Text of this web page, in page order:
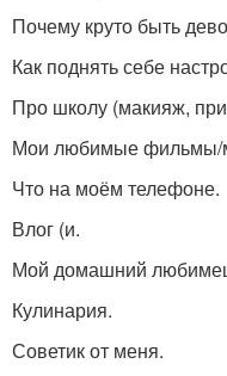
Почему круто быть
Как поднять себе
Про школу (макияж,
Мои любимые фильмы/
Что на моём телефоне.
Влог (и.
Мой домашний
Кулинария.
Советик от меня.